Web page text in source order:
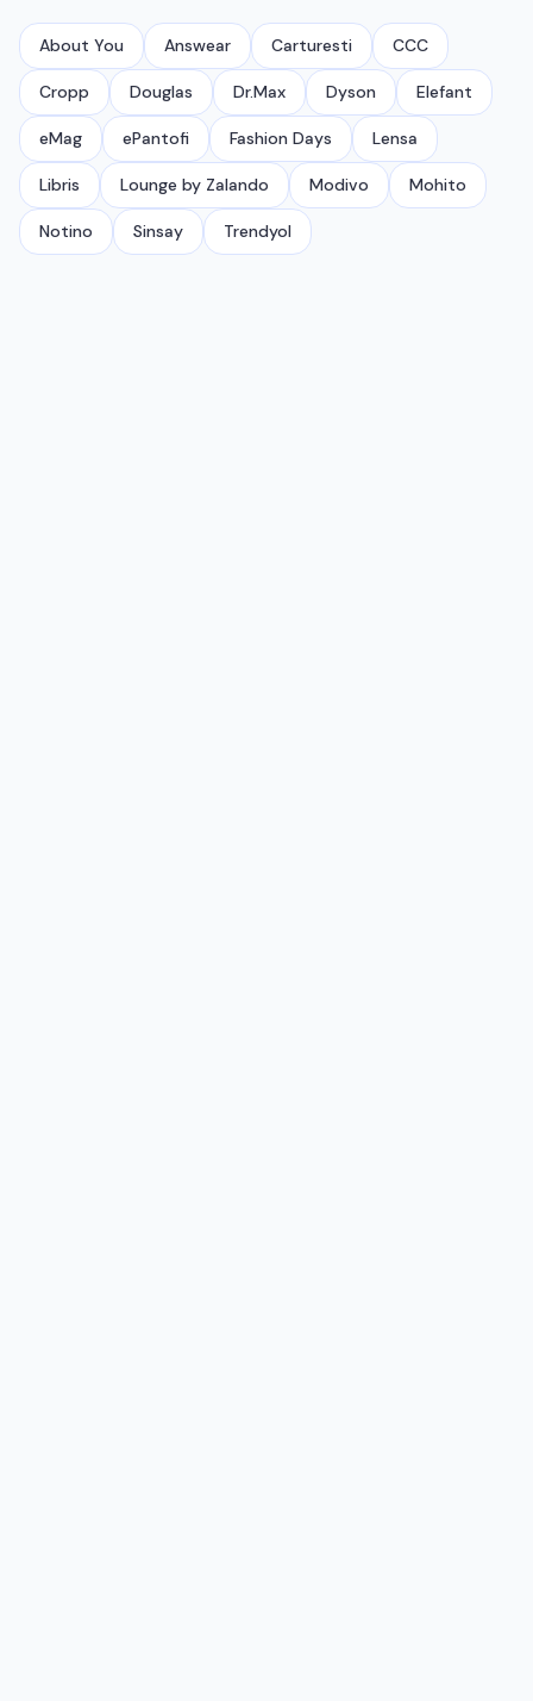
About You Answear Carturesti CCC
Cropp Douglas Dr.Max Dyson Elefant
eMag ePantofi Fashion Days Lensa
Libris Lounge by Zalando Modivo Mohito
Notino Sinsay Trendyol